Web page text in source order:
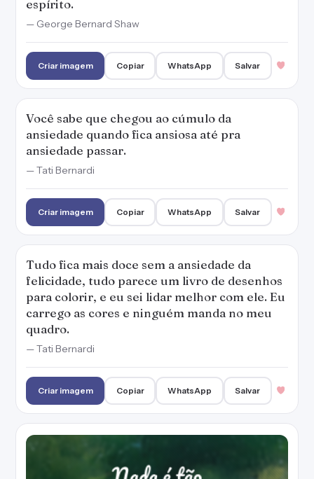
espírito.
— George Bernard Shaw
Criar imagem Copiar WhatsApp Salvar
Você sabe que chegou ao cúmulo da
ansiedade quando fica ansiosa até pra
ansiedade passar.
— Tati Bernardi
Criar imagem Copiar WhatsApp Salvar
Tudo fica mais doce sem a ansiedade da
felicidade, tudo parece um livro de desenhos
para colorir, e eu sei lidar melhor com ele. Eu
carrego as cores e ninguém manda no meu
quadro.
— Tati Bernardi
Criar imagem Copiar WhatsApp Salvar